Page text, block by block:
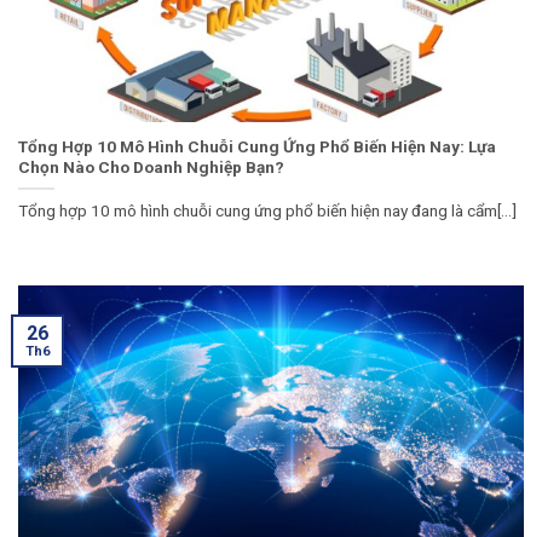
Tổng Hợp 10 Mô Hình Chuỗi Cung Ứng Phổ Biến Hiện Nay: Lựa
Chọn Nào Cho Doanh Nghiệp Bạn?
Tổng hợp 10 mô hình chuỗi cung ứng phổ biến hiện nay đang là cẩm[...]
26
Th6